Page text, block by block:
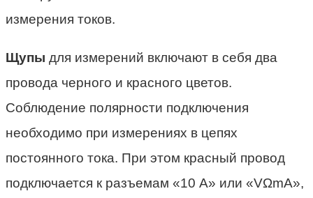
измерения токов.
Щупы для измерений включают в себя два
провода черного и красного цветов.
Соблюдение полярности подключения
необходимо при измерениях в цепях
постоянного тока. При этом красный провод
подключается к разъемам «10 А» или «VΩmA»,